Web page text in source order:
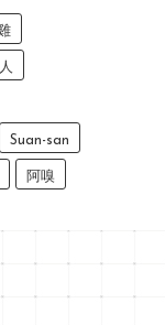
Suan-san
阿嗅